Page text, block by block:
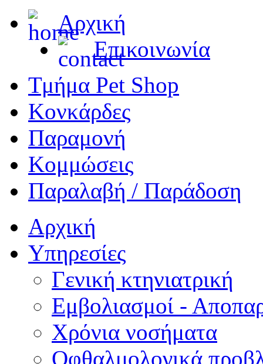
Αρχική
Επικοινωνία
Τμήμα Pet Shop
Κονκάρδες
Παραμονή
Κομμώσεις
Παραλαβή / Παράδοση
Αρχική
Υπηρεσίες
Γενική κτηνιατρική
Εμβολιασμοί -
Χρόνια νοσήματα
Οφθαλμολογικά